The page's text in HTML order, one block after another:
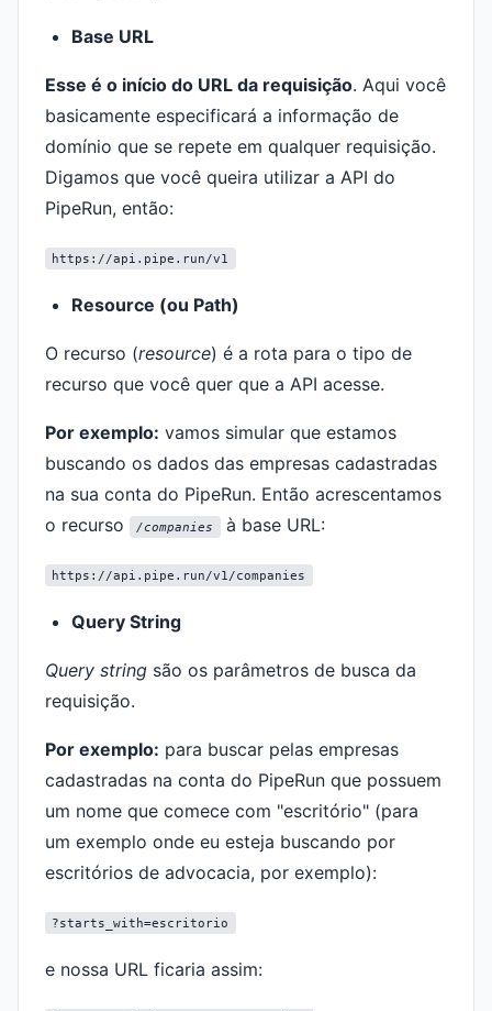
Base URL
Esse é o início do URL da requisição. Aqui você
basicamente especificará a informação de
domínio que se repete em qualquer requisição.
Digamos que você queira utilizar a API do
PipeRun, então:
https://api.pipe.run/v1
Resource (ou Path)
O recurso (resource) é a rota para o tipo de
recurso que você quer que a API acesse.
Por exemplo: vamos simular que estamos
buscando os dados das empresas cadastradas
na sua conta do PipeRun. Então acrescentamos
o recurso
/companies à base URL:
https://api.pipe.run/v1/companies
Query String
Query string são os parâmetros de busca da
requisição.
Por exemplo: para buscar pelas empresas
cadastradas na conta do PipeRun que possuem
um nome que comece com "escritório" (para
um exemplo onde eu esteja buscando por
escritórios de advocacia, por exemplo):
?starts_with=escritorio
e nossa URL ficaria assim: